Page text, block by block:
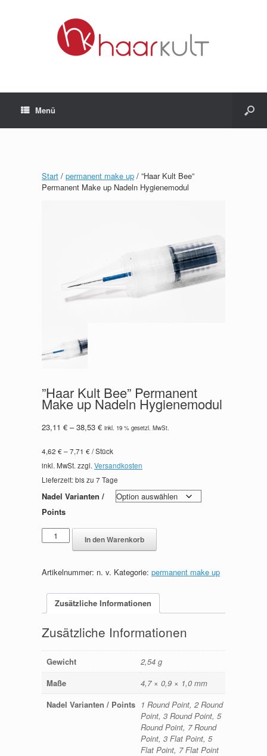
Menü
Start / permanent make up / ”Haar Kult Bee”
Permanent Make up Nadeln Hygienemodul
”Haar Kult Bee” Permanent
Make up Nadeln Hygienemodul
23,11 € –38,53 € inkl. 19 % gesetzl. MwSt.
4,62 € –7,71 € /Stück
inkl. MwSt. zzgl. Versandkosten
Lieferzeit: bis zu 7 Tage
Nadel Varianten /
Points
''Haar
Kult
Permanent
Make
Nadeln
Hygienemodul
In den Warenkorb
Artikelnummer: n. v. Kategorie: permanent make up
Zusätzliche Informationen
Zusätzliche Informationen
Gewicht
2,54 g
Maße
4,7 × 0,9 × 1,0 mm
Nadel Varianten / Points 1 Round Point, 2 Round
Point, 3 Round Point, 5
Round Point, 7 Round
Point, 3 Flat Point, 5
Flat Point, 7 Flat Point